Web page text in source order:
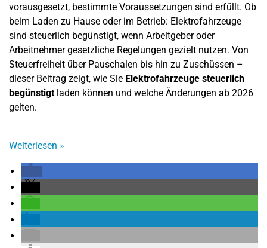
vorausgesetzt, bestimmte Voraussetzungen sind erfüllt. Ob
beim Laden zu Hause oder im Betrieb: Elektrofahrzeuge
sind steuerlich begünstigt, wenn Arbeitgeber oder
Arbeitnehmer gesetzliche Regelungen gezielt nutzen. Von
Steuerfreiheit über Pauschalen bis hin zu Zuschüssen –
dieser Beitrag zeigt, wie Sie Elektrofahrzeuge steuerlich
begünstigtladen können und welche Änderungen ab 2026
gelten.
Weiterlesen »